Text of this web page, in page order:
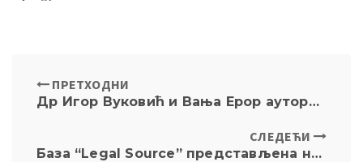
ПРЕТХОДНИ
Др Игор Вуковић и Вања Ерор аутори су библиографије наставника и сарадника на Катедри за кривично право
СЛЕДЕЋИ
База “Legal Source” представљена на Правном факултету